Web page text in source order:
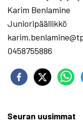
Karim Benlamine
Junioripäällikkö
0458755886
Seuran uusimmat